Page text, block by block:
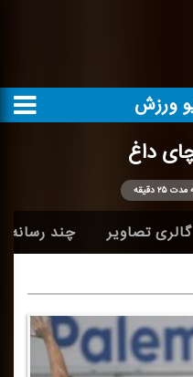
ورزش
داغ
گالری تصاویر چند رسانه